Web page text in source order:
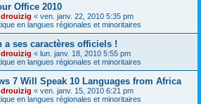
Office 2010
drouizig « ven. janv. 22, 2010 5:35 pm
en langues régionales et minoritaires
a ses caractères officiels !
drouizig « lun. janv. 18, 2010 5:55 pm
en langues régionales et minoritaires
7 Will Speak 10 Languages from Africa
drouizig « ven. janv. 15, 2010 6:21 pm
en langues régionales et minoritaires